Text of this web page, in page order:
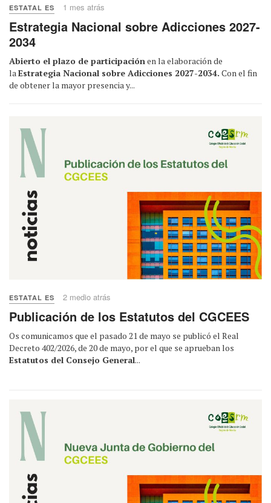
ESTATAL ES 1 mes atrás
Estrategia Nacional sobre Adicciones 2027-
2034
Abierto el plazo de participación en la elaboración de
la Estrategia Nacional sobre Adicciones 2027-2034. Con el fin
de obtener la mayor presencia y...
ESTATAL ES 2 medio atrás
Publicación de los Estatutos del CGCEES
Os comunicamos que el pasado 21 de mayo se publicó el Real
Decreto 402/2026, de 20 de mayo, por el que se aprueban los
Estatutos del Consejo General...